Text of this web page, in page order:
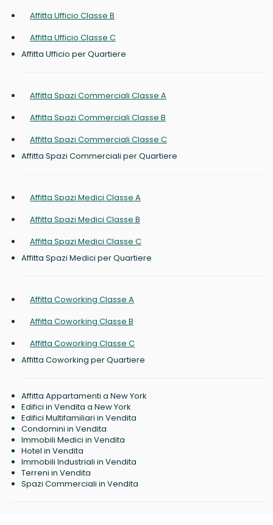
Affitta Ufficio Classe B
Affitta Ufficio Classe C
Affitta Ufficio per Quartiere
Affitta Spazi Commerciali Classe A
Affitta Spazi Commerciali Classe B
Affitta Spazi Commerciali Classe C
Affitta Spazi Commerciali per Quartiere
Affitta Spazi Medici Classe A
Affitta Spazi Medici Classe B
Affitta Spazi Medici Classe C
Affitta Spazi Medici per Quartiere
Affitta Coworking Classe A
Affitta Coworking Classe B
Affitta Coworking Classe C
Affitta Coworking per Quartiere
Affitta Appartamenti a New York
Edifici in Vendita a New York
Edifici Multifamiliari in Vendita
Condomini in Vendita
Immobili Medici in Vendita
Hotel in Vendita
Immobili Industriali in Vendita
Terreni in Vendita
Spazi Commerciali in Vendita